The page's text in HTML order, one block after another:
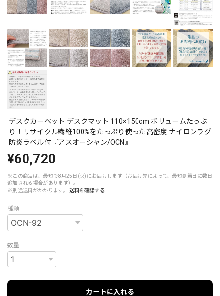
デスクカーペット デスクマット 110×150cm ボリュームたっぷ
り！リサイクル繊維100%をたっぷり使った高密度 ナイロンラグ
防炎ラベル付『アスオーシャン/OCN』
¥60,720
※この商品は、最短で8月25日(火)にお届けします（お届け先によって、最短到着日に数日
追加される場合があります）。
※別途送料がかかります。
送料を確認する
種類
数量
カートに入れる